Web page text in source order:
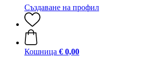
Създаване на профил
Кошница € 0,00